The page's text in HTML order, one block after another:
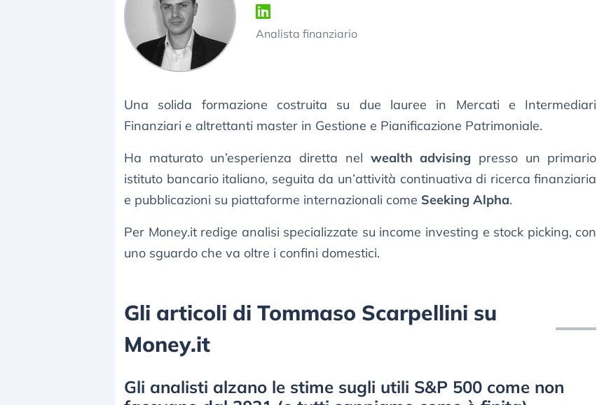
Analista finanziario
Una solida formazione costruita su due lauree in Mercati e Intermediari
Finanziari e altrettanti master in Gestione e Pianificazione Patrimoniale.
Ha maturato un’esperienza diretta nel wealth advising presso un primario
istituto bancario italiano, seguita da un’attività continuativa di ricerca finanziaria
e pubblicazioni su piattaforme internazionali come Seeking Alpha.
Per Money.it redige analisi specializzate su income investing e stock picking, con
uno sguardo che va oltre i confini domestici.
Gli articoli di Tommaso Scarpellini su
Money.it
Gli analisti alzano le stime sugli utili S&P 500 come non